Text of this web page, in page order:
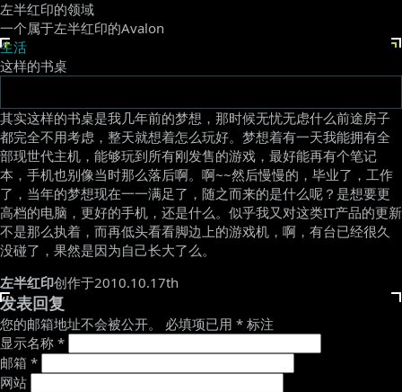
左半红印的领域
一个属于左半红印的Avalon
生活
这样的书桌
其实这样的书桌是我几年前的梦想，那时候无忧无虑什么前途房子
都完全不用考虑，整天就想着怎么玩好。梦想着有一天我能拥有全
部现世代主机，能够玩到所有刚发售的游戏，最好能再有个笔记
本，手机也别像当时那么落后啊。啊~~然后慢慢的，毕业了，工作
了，当年的梦想现在一一满足了，随之而来的是什么呢？是想要更
高档的电脑，更好的手机，还是什么。似乎我又对这类IT产品的更新
不是那么执着，而再低头看看脚边上的游戏机，啊，有台已经很久
没碰了，果然是因为自己长大了么。
左半红印创作于2010.10.17th
发表回复
您的邮箱地址不会被公开。 必填项已用 * 标注
显示名称 *
邮箱 *
网站